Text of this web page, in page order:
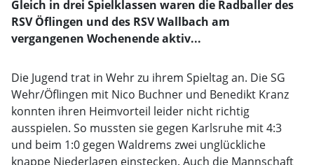
Gleich in drei Spielklassen waren die Radballer des
RSV Öflingen und des RSV Wallbach am
vergangenen Wochenende aktiv...
Die Jugend trat in Wehr zu ihrem Spieltag an. Die SG
Wehr/Öflingen mit Nico Buchner und Benedikt Kranz
konnten ihren Heimvorteil leider nicht richtig
ausspielen. So mussten sie gegen Karlsruhe mit 4:3
und beim 1:0 gegen Waldrems zwei unglückliche
knappe Niederlagen einstecken. Auch die Mannschaft